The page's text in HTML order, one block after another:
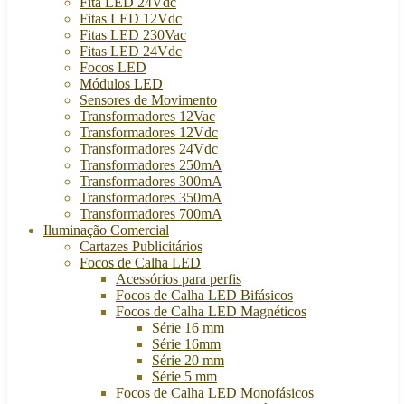
Fitas LED 12Vdc
Fitas LED 230Vac
Fitas LED 24Vdc
Focos LED
Módulos LED
Sensores de Movimento
Transformadores 12Vac
Transformadores 12Vdc
Transformadores 24Vdc
Transformadores 250mA
Transformadores 300mA
Transformadores 350mA
Transformadores 700mA
Iluminação Comercial
Cartazes Publicitários
Focos de Calha LED
Acessórios para perfis
Focos de Calha LED Bifásicos
Focos de Calha LED Magnéticos
Série 16 mm
Série 16mm
Série 20 mm
Série 5 mm
Focos de Calha LED Monofásicos